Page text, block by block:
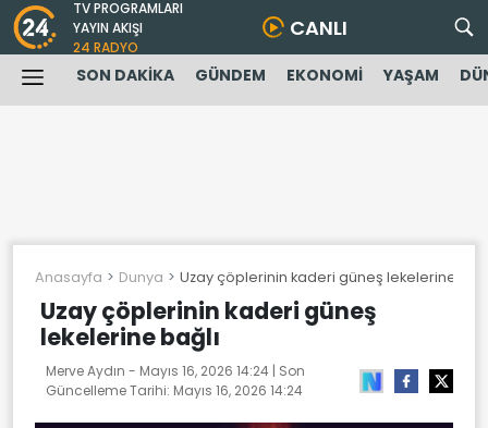
TV PROGRAMLARI
YAYIN AKIŞI
24 RADYO
CANLI
SON DAKİKA GÜNDEM EKONOMİ YAŞAM
Anasayfa Dunya Uzay çöplerinin kaderi güneş lekelerine
Uzay çöplerinin kaderi güneş
lekelerine bağlı
Merve Aydın - Mayıs 16, 2026 14:24 | Son
Güncelleme Tarihi: Mayıs 16, 2026 14:24